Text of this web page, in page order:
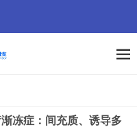
冻症：间充质、诱导多